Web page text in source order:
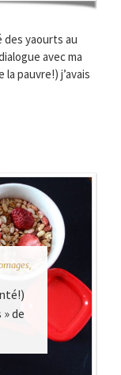
yaourts au
avec ma
pauvre!) j’avais
,
de